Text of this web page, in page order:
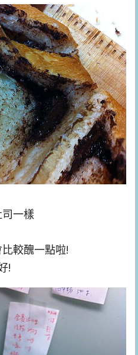
一樣
較醜一點啦!
!